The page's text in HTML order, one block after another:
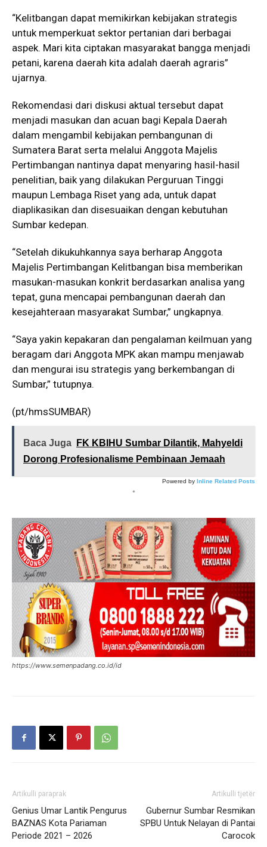
“Kelitbangan dapat memikirkan kebijakan strategis
untuk memperkuat sektor pertanian dari berbagai
aspek. Mari kita ciptakan masyarakat bangga menjadi
petani, karena daerah kita adalah daerah agraris”
ujarnya.
Rekomendasi dari diskusi aktual tersebut dapat
menjadi masukan dan acuan bagi Kepala Daerah
dalam mengambil kebijakan pembangunan di
Sumatera Barat serta melalui Anggota Majelis
Pertimbangan nantinya dapat menyaring hasil-hasil
penelitian, baik yang dilakukan Perguruan Tinggi
maupun Lembaga Riset yang ada, untuk dapat
diaplikasikan dan disesuaikan dengan kebutuhan
Sumbar kedepan.
“Setelah dikukuhkannya saya berharap Anggota
Majelis Pertimbangan Kelitbangan bisa memberikan
masukan-masukan konkrit berdasarkan analisa yang
tepat, guna mencapai pembangunan daerah dan
kesejahteraan masyarakat Sumbar,” ungkapnya.
“Saya yakin kepakaran dan pengalaman keilmuan yang
beragam dari Anggota MPK akan mampu menjawab
dan mengurai isu strategis yang berkembangan di
Sumbar,” tutupnya.
(pt/hmsSUMBAR)
Baca Juga
FK KBIHU Sumbar Dilantik, Mahyeldi
Dorong Profesionalisme Pembinaan Jemaah
Powered by Inline Related Posts
*
https://www.semenpadang.co.id/id
Artikulli paraprak
Genius Umar Lantik Pengurus
BAZNAS Kota Pariaman
Periode 2021 – 2026
Artikulli tjetër
Gubernur Sumbar Resmikan
SPBU Untuk Nelayan di Pantai
Carocok